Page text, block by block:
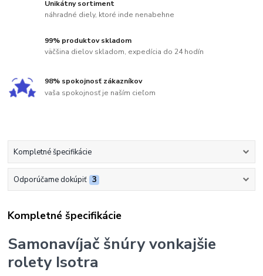
Unikátny sortiment
náhradné diely, ktoré inde nenabehne
99% produktov skladom
väčšina dielov skladom, expedícia do 24 hodín
98% spokojnosť zákazníkov
vaša spokojnosť je naším cieľom
Kompletné špecifikácie
Odporúčame dokúpiť 3
Kompletné špecifikácie
Samonavíjač šnúry vonkajšie
rolety Isotra